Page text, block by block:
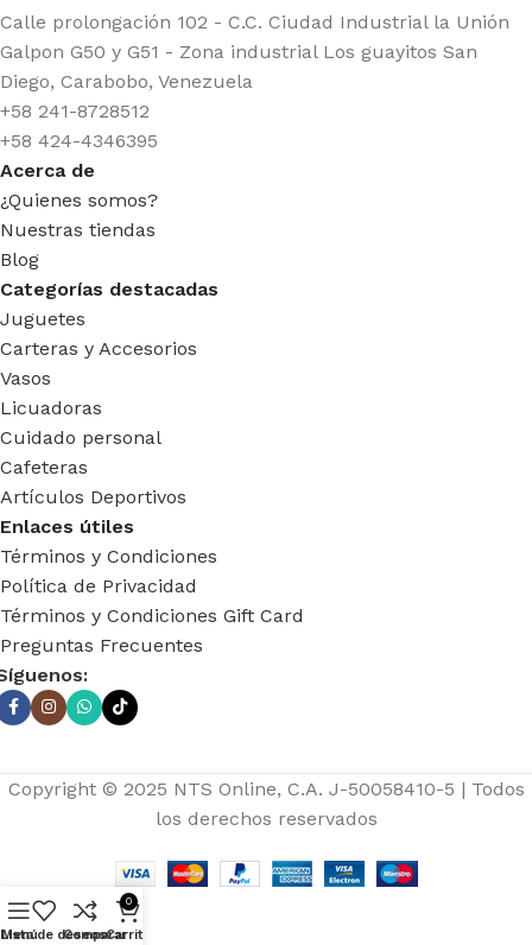
Calle prolongación 102 - C.C. Ciudad Industrial la Unión
Galpon G50 y G51 - Zona industrial Los guayitos San
Diego, Carabobo, Venezuela
+58 241-8728512
+58 424-4346395
Acerca de
¿Quienes somos?
Nuestras tiendas
Blog
Categorías destacadas
Juguetes
Carteras y Accesorios
Vasos
Licuadoras
Cuidado personal
Cafeteras
Artículos Deportivos
Enlaces útiles
Términos y Condiciones
Política de Privacidad
Términos y Condiciones Gift Card
Preguntas Frecuentes
Copyright © 2025 NTS Online, C.A. J-50058410-5 | Todos
los derechos reservados
Menú
Lista de deseos
Comparar
0
Carrito